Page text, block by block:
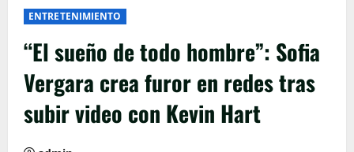
ENTRETENIMIENTO
“El sueño de todo hombre”: Sofia
Vergara crea furor en redes tras
subir video con Kevin Hart